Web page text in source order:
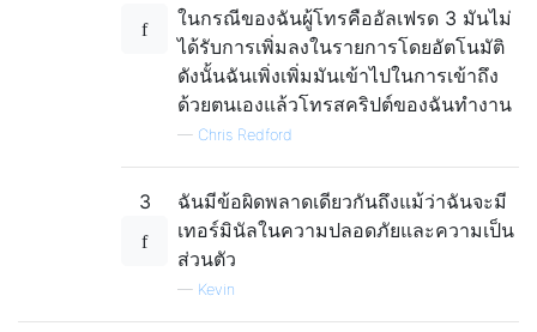
ในกรณีของฉันผู้โทรคืออัลเฟรด 3 มันไม่
ได้รับการเพิ่มลงในรายการโดยอัตโนมัติ
ดังนั้นฉันเพิ่งเพิ่มมันเข้าไปในการเข้าถึง
ด้วยตนเองแล้วโทรสคริปต์ของฉันทำงาน
— Chris Redford
3
ฉันมีข้อผิดพลาดเดียวกันถึงแม้ว่าฉันจะมี
เทอร์มินัลในความปลอดภัยและความเป็น
ส่วนตัว
— Kevin